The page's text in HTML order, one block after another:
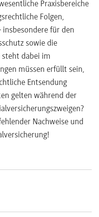
Praxisbereiche
Folgen,
insbesondere für den
sowie die
steht dabei im
müssen erfüllt sein,
Entsendung
gelten während der
Nachweise und